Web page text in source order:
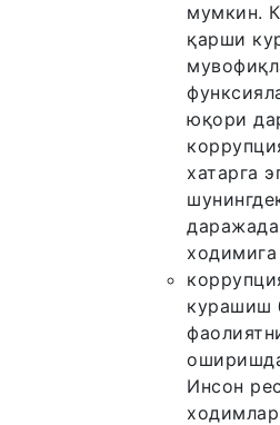
мумкин.
қарши
юқори
хатарга
даражада
курашиш
Инсон